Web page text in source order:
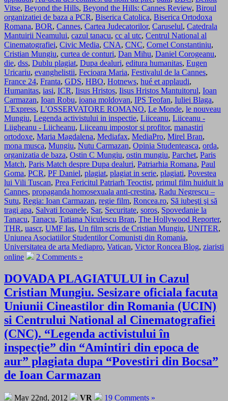
Vitse, Beyond the Hills, Beyond the Hills: Cannes Review, Biroul
organizatiei de baza a PCR, Biserica Catolica, Biserica Ortodoxa
Romana, BOR, Cannes, Cartea Judecatorilor, Caruselul, Catedrala
Mantuirii Neamului, cazul tanacu, cc al utc, Centrul National al
Cinematografiei, Civic Media, CNA, CNC, Cornel Constantiniu,
Cristian Mungiu, curtea de conturi, Dan Mihu, Daniel Corogeanu,
die, dss, Dublu plagiat, Dupa dealuri, editura humanitas, Eugen
Uricariu, evanghelistii, Fecioara Maria, Festivalul de la Cannes,
France 24, Franta, GDS, HBO, Hotnews, hué et applaudi,
Humanitas, iasi, ICR, Iisus Hristos, Iisus Hristos Mantuitorul, Ioan
Carmazan, Ioan Robu, ioana moldovan, IPS Teofan, Iuliei Blaga,
L'Express, L’OSSERVATORE ROMANO, Le Monde, le nouveau
Mungiu, Legenda activistului in inspectie, Liiceanu, Liiceanu -
Liigheanu - Liicheanu, Liiceanu impostor si profitor, manastiri
ortodoxe, Maria Magdalena, Mediafax, MediaPro, Mirel Bran,
mona musca, Mungiu, Nutu Carmazan, Opinia Studenteasca, orda,
organizatia de baza, Ostin C Mungiu, ostin mungiu, Parchet, Paris
Match, Paris Match despre Dupa dealuri, Patriarhia Romana, Paul
Goma, PCR, PF Daniel, plagiat, plagiat in serie, plagiati, Povestea
lui Vili Tuscan, Prea Fericitul Patriarh Teoctist, primul film huiduit la
Cannes, propaganda homosexuala anti-crestina, Radu Negrescu –
Sutu, Regia: Ioan Carmazan, regie film, Roncea.ro, Să iubeşti şi să
tragi apa, Salvati Icoanele, Sar, Securitate, soros, Spovedanie la
Tanacu, Tanacu, Tatiana Niculescu Bran, The Hollywood Reporter,
THR, uascr, UMF Ias, Un film scris de Cristian Mungiu, UNITER,
Uniunea Asociatiilor Studentilor Comunisti din Romania,
Universitatea de arta Mediapro, Vatican, Victor Roncea Blog, ziaristi
online
2 Comments »
DOVADA PLAGIATULUI in Cazul
Cristian Mungiu. Sesizare oficiala facuta
Uniunii Cineastilor din Romania (UCIN)
si Centrului National al Cinematografiei
(CNC). “Legenda activistului în
inspecţie” din “Amintiri din epoca de
aur” plagiata dupa “Povestiri din Bocsa”
de Ioan Carmazan
May 22nd, 2012 VR 19 Comments »